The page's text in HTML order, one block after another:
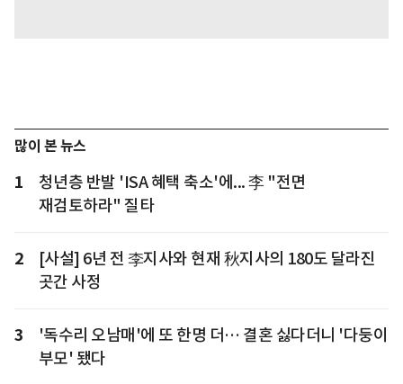
많이 본 뉴스
1
청년층 반발 'ISA 혜택 축소'에... 李 "전면
재검토하라" 질타
2
[사설] 6년 전 李지사와 현재 秋지사의 180도 달라진
곳간 사정
3
'독수리 오남매'에 또 한명 더… 결혼 싫다더니 '다둥이
부모' 됐다